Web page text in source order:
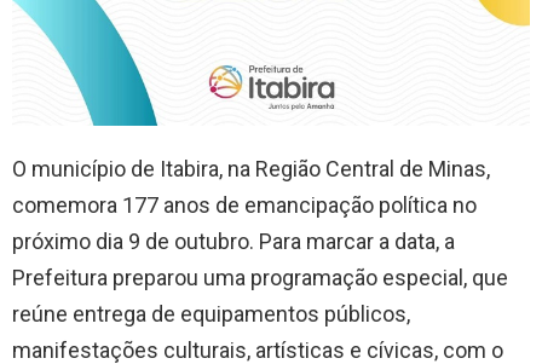
O município de Itabira, na Região Central de Minas,
comemora 177 anos de emancipação política no
próximo dia 9 de outubro. Para marcar a data, a
Prefeitura preparou uma programação especial, que
reúne entrega de equipamentos públicos,
manifestações culturais, artísticas e cívicas, com o